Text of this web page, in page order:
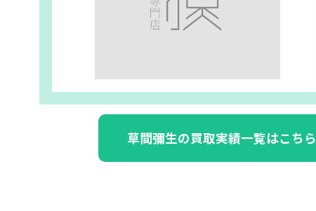
草間彌生の買取実績一覧はこちら